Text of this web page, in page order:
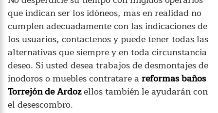
que indican ser los idóneos, mas en realidad no
cumplen adecuadamente con las indicaciones de
los usuarios, contactenos y puede tener todas las
alternativas que siempre y en toda circunstancia
deseo. Si usted desea trabajos de desmontajes de
inodoros o muebles contratare areformas baños
Torrejón de Ardozellos también le ayudarán con
el desescombro.